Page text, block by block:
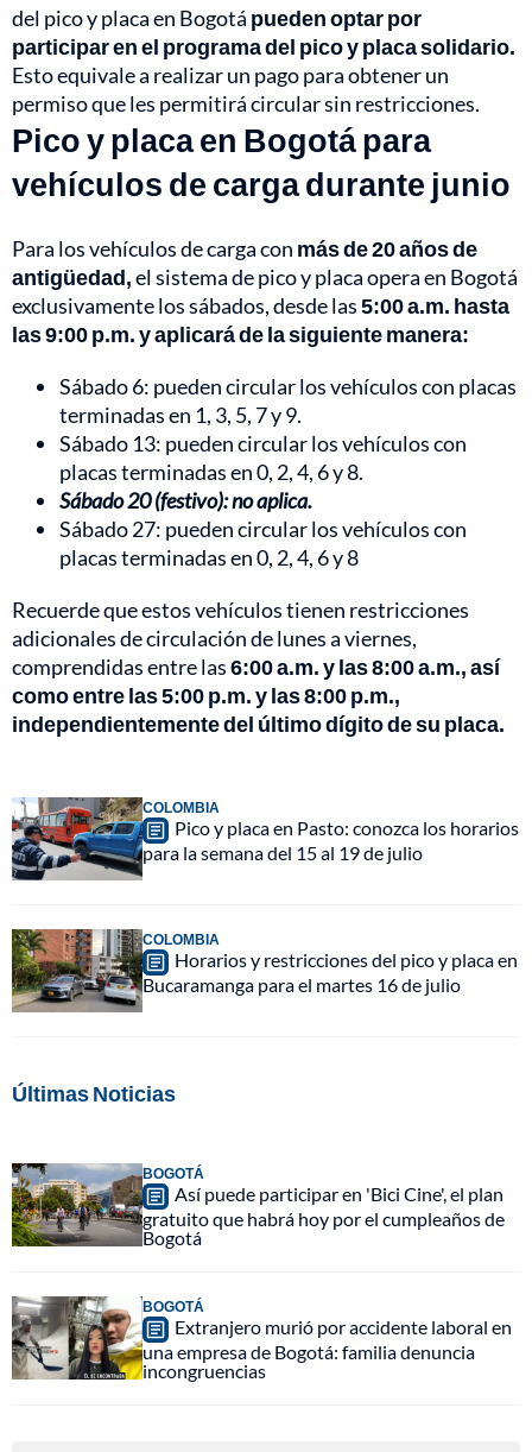
del pico y placa en Bogotá pueden optar por
participar en el programa del pico y placa solidario.
Esto equivale a realizar un pago para obtener un
permiso que les permitirá circular sin restricciones.
Pico y placa en Bogotá para
vehículos de carga durante junio
Para los vehículos de carga con más de 20 años de
antigüedad,el sistema de pico y placa opera en Bogotá
exclusivamente los sábados, desde las5:00 a.m. hasta
las 9:00 p.m. y aplicará de la siguiente manera:
Sábado 6: pueden circular los vehículos con placas
terminadas en 1, 3, 5, 7 y 9.
Sábado 13: pueden circular los vehículos con
placas terminadas en 0, 2, 4, 6 y 8.
Sábado 20 (festivo): no aplica.
Sábado 27: pueden circular los vehículos con
placas terminadas en 0, 2, 4, 6 y 8
Recuerde que estos vehículos tienen restricciones
adicionales de circulación de lunes a viernes,
comprendidas entre las6:00 a.m. y las 8:00 a.m., así
como entre las 5:00 p.m. y las 8:00 p.m.,
independientemente del último dígito de su placa.
COLOMBIA
Pico y placa en Pasto: conozca los horarios
para la semana del 15 al 19 de julio
COLOMBIA
Horarios y restricciones del pico y placa en
Bucaramanga para el martes 16 de julio
Últimas Noticias
BOGOTÁ
Así puede participar en 'Bici Cine', el plan
gratuito que habrá hoy por el cumpleaños de
Bogotá
BOGOTÁ
Extranjero murió por accidente laboral en
una empresa de Bogotá: familia denuncia
incongruencias